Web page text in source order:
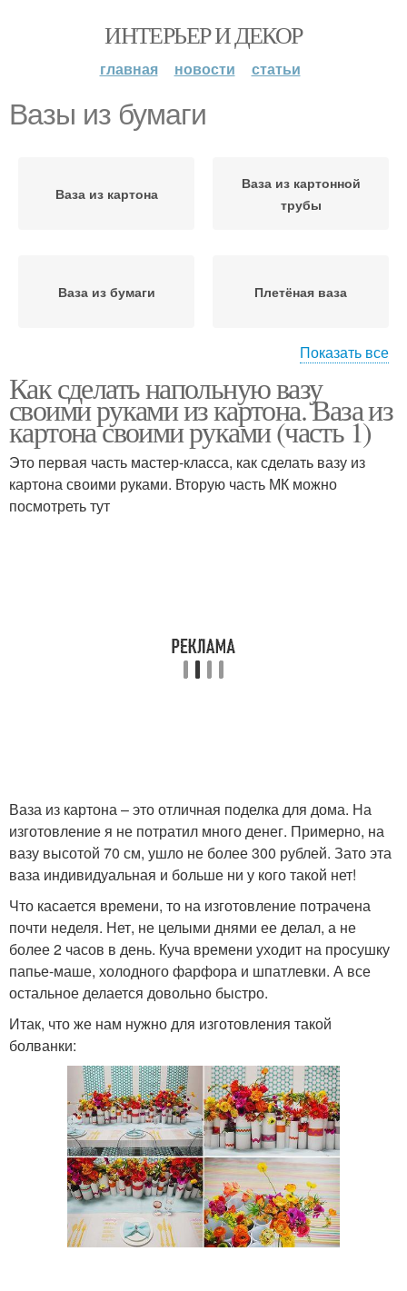
ИНТЕРЬЕР И ДЕКОР
главная новости статьи
Вазы из бумаги
Ваза из картона
Ваза из картонной
трубы
Ваза из бумаги Плетёная ваза
Напольная ваза Ваза из трубы
Показать все
Как сделать напольную вазу
своими руками из картона. Ваза из
картона своими руками (часть 1)
Это первая часть мастер-класса, как сделать вазу из
картона своими руками. Вторую часть МК можно
посмотреть тут
Ваза из картона – это отличная поделка для дома. На
изготовление я не потратил много денег. Примерно, на
вазу высотой 70 см, ушло не более 300 рублей. Зато эта
ваза индивидуальная и больше ни у кого такой нет!
Что касается времени, то на изготовление потрачена
почти неделя. Нет, не целыми днями ее делал, а не
более 2 часов в день. Куча времени уходит на просушку
папье-маше, холодного фарфора и шпатлевки. А все
остальное делается довольно быстро.
Итак, что же нам нужно для изготовления такой
болванки: